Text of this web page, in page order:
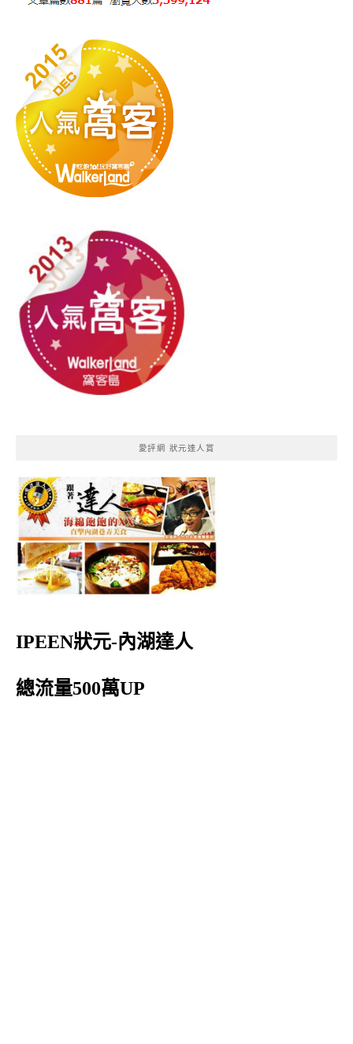
愛評網 狀元達人賞
IPEEN狀元-內湖達人
總流量500萬UP